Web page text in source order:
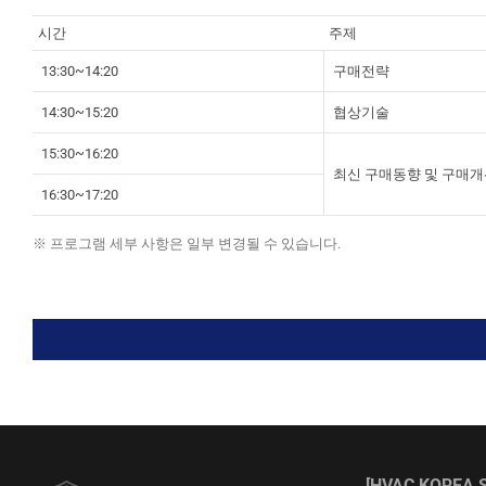
시간 주제
13:30~14:20 구매전략
14:30~15:20 협상기술
15:30~16:20
최신 구매동향 및 구매
16:30~17:20
※ 프로그램 세부 사항은 일부 변경될 수 있습니다.